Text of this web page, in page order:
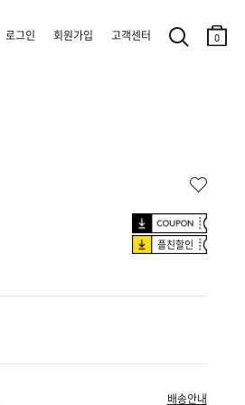
로그인 회원가입 고객센터 0
플친할인
배송안내